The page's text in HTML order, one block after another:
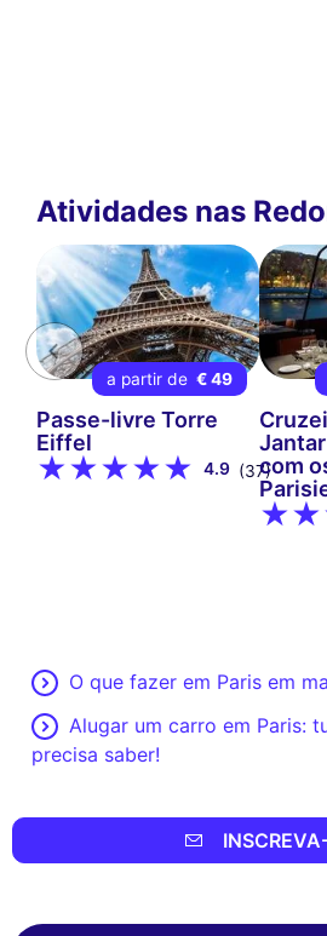
Atividades nas
a partir de € 49
Passe-livre Torre
Eiffel
4.9 (37)com
O que fazer em Paris em
Alugar um carro em Paris:
precisa saber!